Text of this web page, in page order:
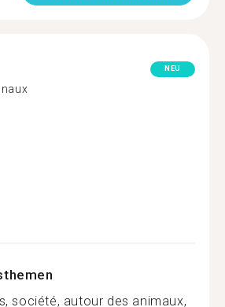
NEU
société, autour des animaux,